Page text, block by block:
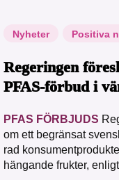
Nyheter Positiva
Regeringen
PFAS-förbud i
PFAS FÖRBJUDS
om ett begränsat
rad
hängande frukter,